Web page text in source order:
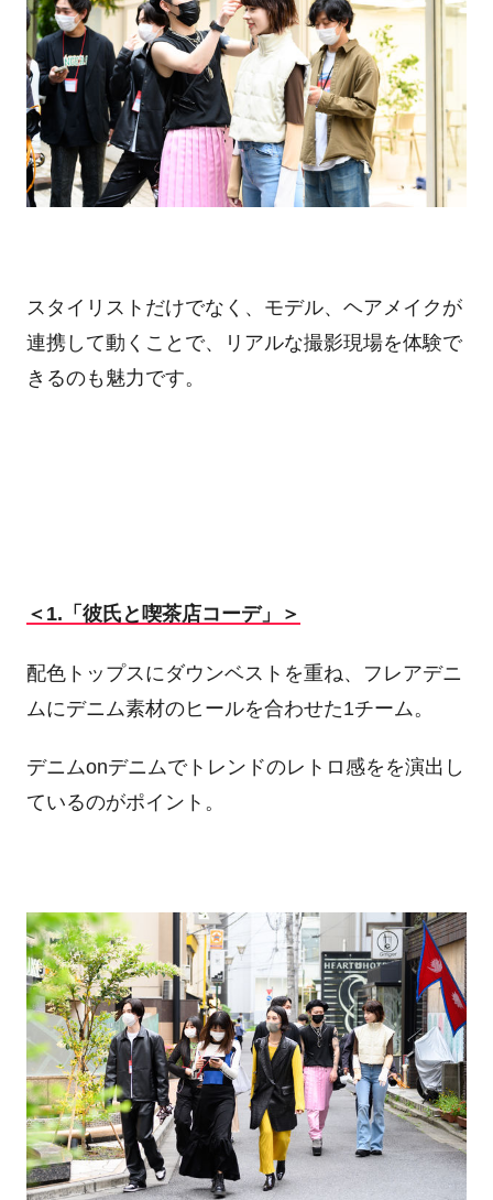
スタイリストだけでなく、モデル、ヘアメイクが
連携して動くことで、リアルな撮影現場を体験で
きるのも魅力です。
＜1.「彼氏と喫茶店コーデ」＞
配色トップスにダウンベストを重ね、フレアデニ
ムにデニム素材のヒールを合わせた1チーム。
デニムonデニムでトレンドのレトロ感をを演出し
ているのがポイント。